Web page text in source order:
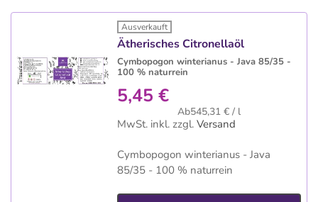
Ausverkauft
Ätherisches Citronellaöl
Cymbopogon winterianus -Java 85/35 -
100 % naturrein
5,45 €
Ab545,31 € / l
MwSt. inkl. zzgl. Versand
Cymbopogon winterianus - Java
85/35 - 100 % naturrein